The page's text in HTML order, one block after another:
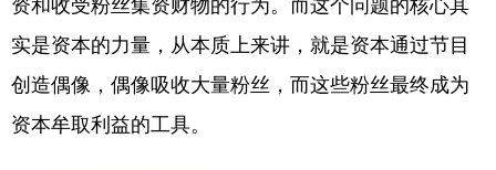
实是资本的力量，从本质上来讲，就是资本通过节目
创造偶像，偶像吸收大量粉丝，而这些粉丝最终成为
资本牟取利益的工具。